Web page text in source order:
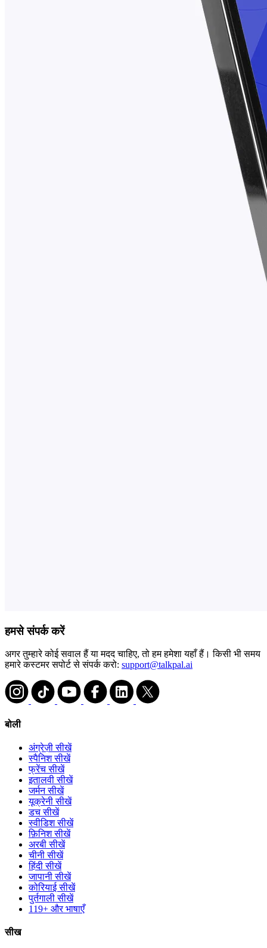
हमसे संपर्क करें
अगर तुम्हारे कोई सवाल हैं या मदद चाहिए, तो हम हमेशा यहाँ हैं। किसी भी समय
हमारे कस्टमर सपोर्ट से संपर्क करो: support@talkpal.ai
बोली
अंग्रेज़ी सीखें
स्पैनिश सीखें
फ्रेंच सीखें
इतालवी सीखें
जर्मन सीखें
यूक्रेनी सीखें
डच सीखें
स्वीडिश सीखें
फ़िनिश सीखें
अरबी सीखें
चीनी सीखें
हिंदी सीखें
जापानी सीखें
कोरियाई सीखें
पुर्तगाली सीखें
119+ और भाषाएँ
सीख